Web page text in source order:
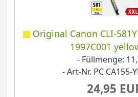
Original Canon CLI-
1997C001
- Füllmenge:
- Art-Nr. PC CA155-
24,95